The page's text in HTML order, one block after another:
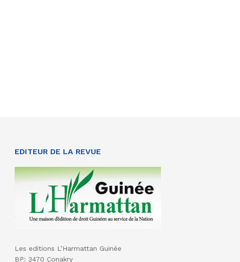
EDITEUR DE LA REVUE
Les editions L’Harmattan Guinée
BP: 3470 Conakry